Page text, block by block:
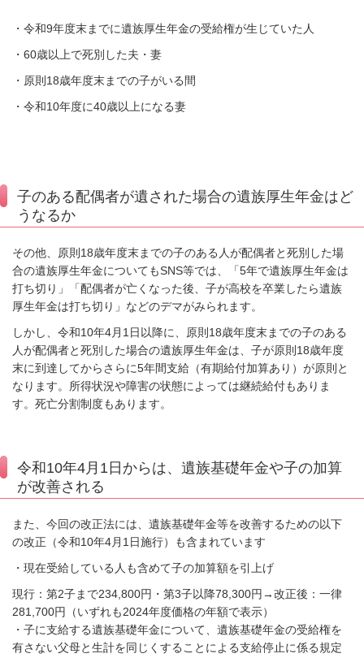
・令和9年度末までに遺族厚生年金の受給権が生じていた人
・ 60歳以上で死別した夫・妻
・原則 18歳年度末までの子がいる間
・令和10年度に40歳以上になる妻
子のある配偶者が遺された場合の遺族厚生年金はど
うなるか
その他、原則 18歳年度末までの子のある人が配偶者と死別した場
合の遺族厚生年金についてもSNS等では、「5年で遺族厚生年金は
打ち切り」「配偶者が亡くなった後、子が高校を卒業したら遺族
厚生年金は打ち切り」などのデマがみられます。
しかし、令和10年4月 1 日以降に、原則 18歳年度末までの子のある
人が配偶者と死別した場合の遺族厚生年金は、子が原則 18歳年度
末に到達してからさらに5年間支給（有期給付加算あり）が原則と
なります。所得状況や障害の状態によっては継続給付もありま
す。死亡分割制度もあります。
令和10年4月1日からは、遺族基礎年金や子の加算
が改善される
また、今回の改正法には、遺族基礎年金等を改善するための以下
の改正（令和10年4月 1 日施行）も含まれています
・現在受給している人も含めて子の加算額を引上げ
現行：第2子まで234,800円・第3子以降78,300円→改正後：一律
281,700円（いずれも2024年度価格の年額で表示）
・子に支給する遺族基礎年金について、遺族基礎年金の受給権を
有さない父母と生計を同じくすることによる支給停止に係る規定